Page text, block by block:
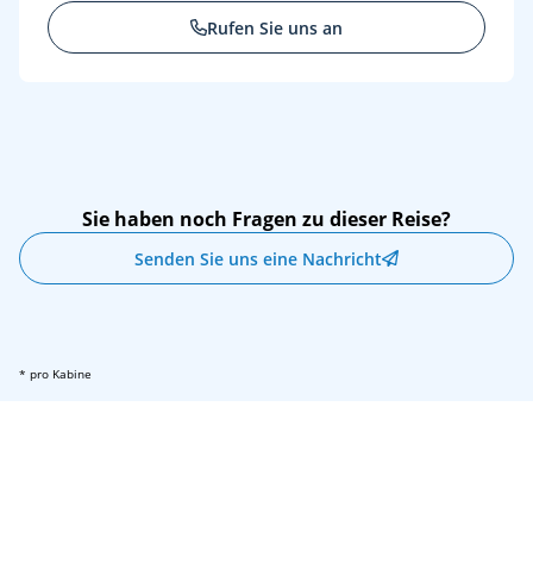
Rufen Sie uns an
Sie haben noch Fragen zu dieser Reise?
Senden Sie uns eine Nachricht
* pro Kabine